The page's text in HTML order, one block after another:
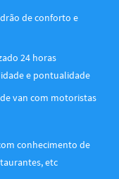
de conforto e
24 horas
e pontualidade
van com motoristas
conhecimento de
etc